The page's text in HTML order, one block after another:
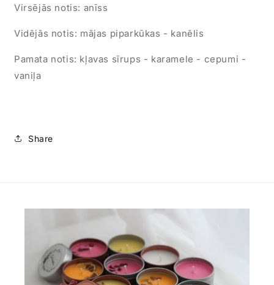
Virsējās notis: anīss
Vidējās notis: mājas piparkūkas - kanēlis
Pamata notis: kļavas sīrups - karamele - cepumi -
vaniļa
Share